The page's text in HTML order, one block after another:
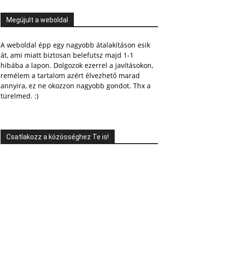
Megújult a weboldal
A weboldal épp egy nagyobb átalakításon esik
át, ami miatt biztosan belefutsz majd 1-1
hibába a lapon. Dolgozok ezerrel a javításokon,
remélem a tartalom azért élvezhető marad
annyira, ez ne okozzon nagyobb gondot. Thx a
türelmed. :)
Csatlakozz a közösséghez Te is!